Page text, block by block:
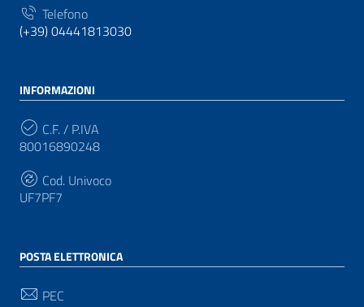
Telefono
(+39) 04441813030
INFORMAZIONI
C.F. / P.IVA
80016890248
Cod. Univoco
UF7PF7
POSTA ELETTRONICA
PEC